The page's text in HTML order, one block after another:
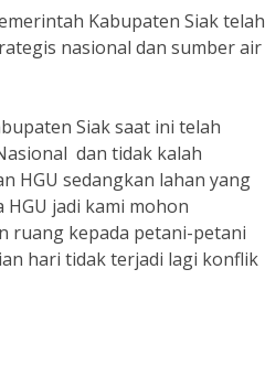
Kabupaten Siak telah
nasional dan sumber air
Siak saat ini telah
dan tidak kalah
HGU sedangkan lahan yang
HGU jadi kami mohon
ruang kepada petani-petani
hari tidak terjadi lagi konflik